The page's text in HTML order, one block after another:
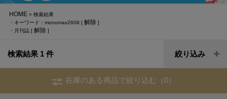
HOME > 検索結果
・キーワード：monomax2608 [解除 ]
・月刊誌 [解除 ]
検索結果 1 件 絞り込み
在庫のある商品で絞り込む（0）